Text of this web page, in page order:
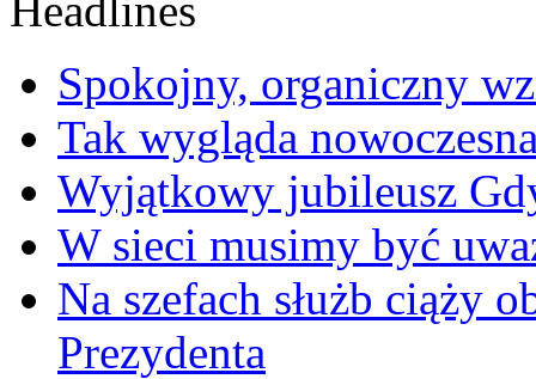
Spokojny, organiczny
Tak wygląda
Wyjątkowy jubileusz
W sieci musimy być
Na szefach służb ciąży
Prezydenta